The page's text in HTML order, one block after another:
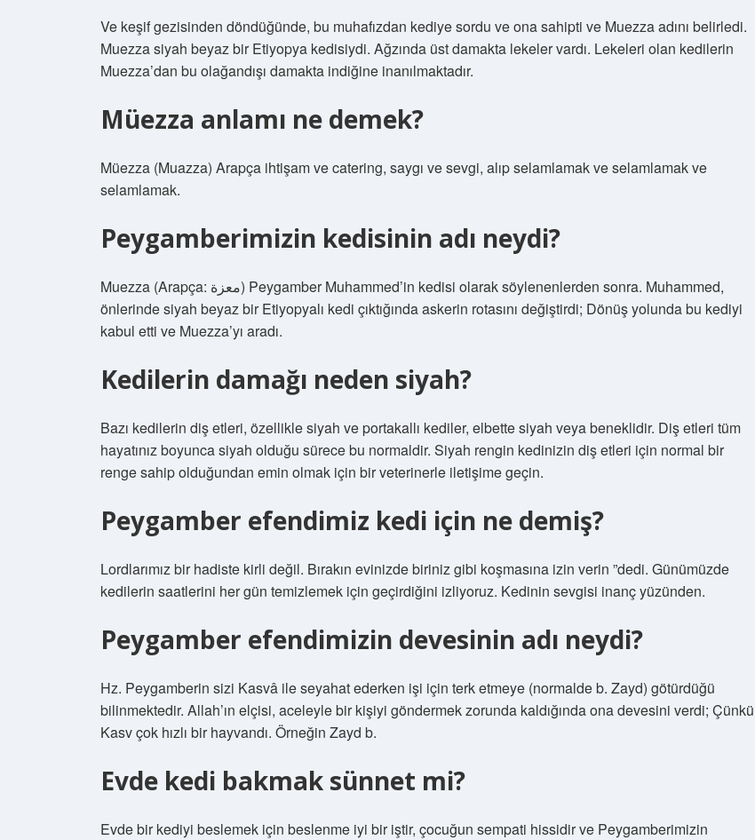
Ve keşif gezisinden döndüğünde, bu muhafızdan kediye sordu ve ona sahipti ve Muezza adını belirledi.
Muezza siyah beyaz bir Etiyopya kedisiydi. Ağzında üst damakta lekeler vardı. Lekeleri olan kedilerin
Muezza’dan bu olağandışı damakta indiğine inanılmaktadır.
Müezza anlamı ne demek?
Müezza (Muazza) Arapça ihtişam ve catering, saygı ve sevgi, alıp selamlamak ve selamlamak ve
selamlamak.
Peygamberimizin kedisinin adı neydi?
Muezza (Arapça: معزة) Peygamber Muhammed’in kedisi olarak söylenenlerden sonra. Muhammed,
önlerinde siyah beyaz bir Etiyopyalı kedi çıktığında askerin rotasını değiştirdi; Dönüş yolunda bu kediyi
kabul etti ve Muezza’yı aradı.
Kedilerin damağı neden siyah?
Bazı kedilerin diş etleri, özellikle siyah ve portakallı kediler, elbette siyah veya beneklidir. Diş etleri tüm
hayatınız boyunca siyah olduğu sürece bu normaldir. Siyah rengin kedinizin diş etleri için normal bir
renge sahip olduğundan emin olmak için bir veterinerle iletişime geçin.
Peygamber efendimiz kedi için ne demiş?
Lordlarımız bir hadiste kirli değil. Bırakın evinizde biriniz gibi koşmasına izin verin ”dedi. Günümüzde
kedilerin saatlerini her gün temizlemek için geçirdiğini izliyoruz. Kedinin sevgisi inanç yüzünden.
Peygamber efendimizin devesinin adı neydi?
Hz. Peygamberin sizi Kasvâ ile seyahat ederken işi için terk etmeye (normalde b. Zayd) götürdüğü
bilinmektedir. Allah’ın elçisi, aceleyle bir kişiyi göndermek zorunda kaldığında ona devesini verdi; Çünkü
Kasv çok hızlı bir hayvandı. Örneğin Zayd b.
Evde kedi bakmak sünnet mi?
Evde bir kediyi beslemek için beslenme iyi bir iştir, çocuğun sempati hissidir ve Peygamberimizin